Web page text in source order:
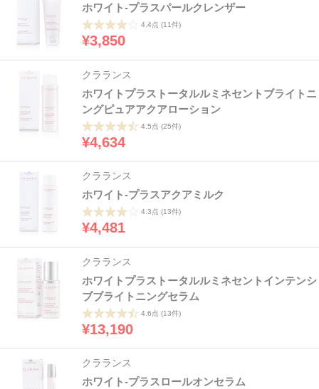
ホワイト-プラスパールクレンザー
4.4点 (11件)
¥3,850
クラランス
ホワイトプラストータルルミネセントブライトニ
ングピュアアクアローション
4.5点 (25件)
¥4,634
クラランス
ホワイト-プラスアクアミルク
4.3点 (13件)
¥4,481
クラランス
ホワイトプラストータルルミネセントインテンシ
ブブライトニングセラム
4.6点 (13件)
¥13,190
クラランス
ホワイト-プラスロールオンセラム